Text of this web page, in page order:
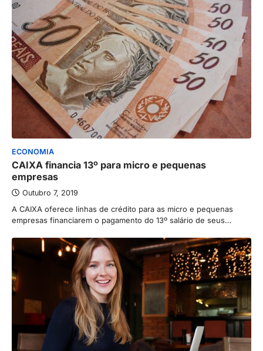
ECONOMIA
CAIXA financia 13º para micro e pequenas
empresas
Outubro 7, 2019
A CAIXA oferece linhas de crédito para as micro e pequenas
empresas financiarem o pagamento do 13º salário de seus…